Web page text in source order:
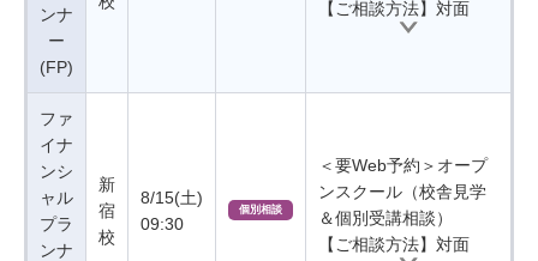
ンナ
ー
(FP)
【ご相談方法】対面
ファ
イナ
ンシ
ャル
プラ
ンナ
新
宿
校
8/15(土)
09:30
個別相談
＜要Web予約＞オープ
ンスクール（校舎見学
＆個別受講相談）
【ご相談方法】対面